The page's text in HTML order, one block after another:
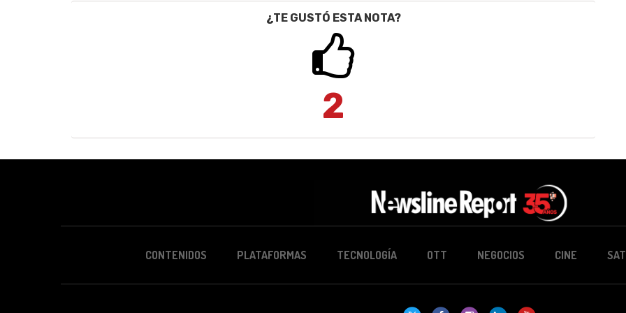
¿TE GUSTÓ ESTA NOTA?
2
CONTENIDOS PLATAFORMAS TECNOLOGÍA OTT NEGOCIOS CINE